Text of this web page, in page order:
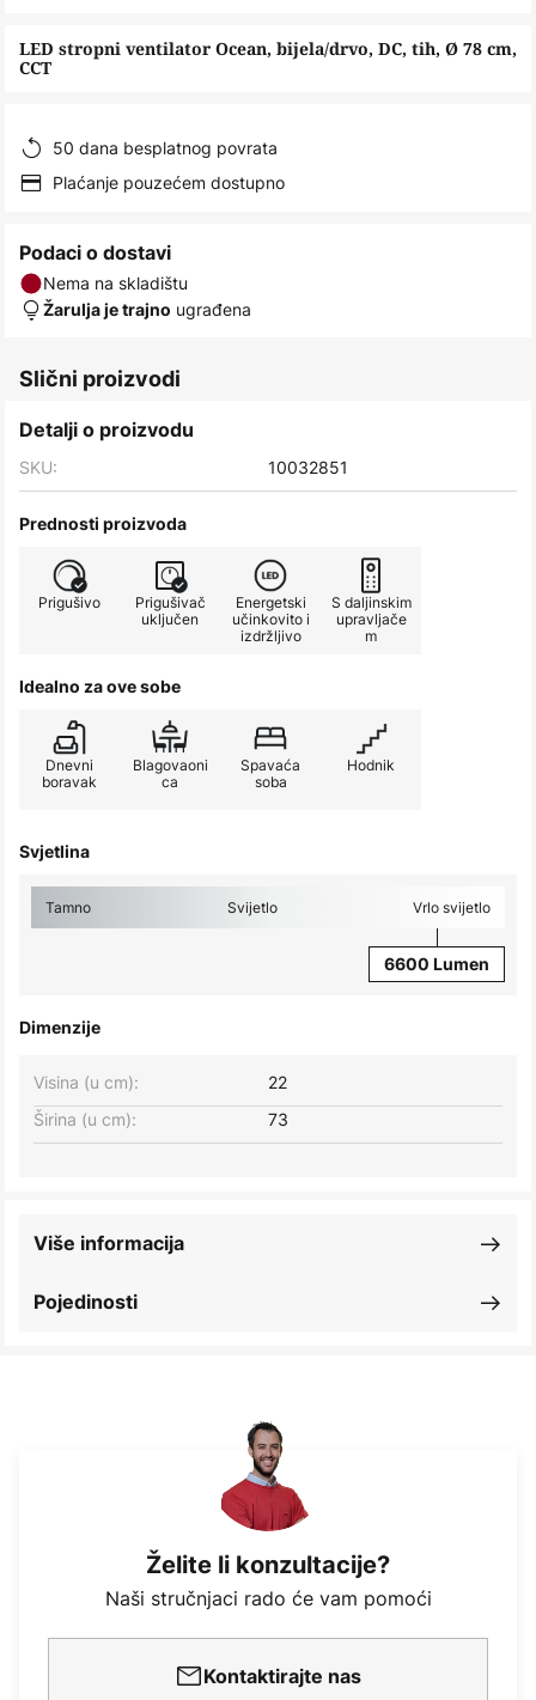
of
the
gallery
LED stropni ventilator Ocean, bijela/drvo, DC, tih, Ø 78 cm,
CCT
50 dana besplatnog povrata
Plaćanje pouzećem dostupno
Podaci o dostavi
Nema na skladištu
Žarulja je trajno ugrađena
Slični proizvodi
Detalji o proizvodu
SKU: 10032851
Prednosti proizvoda
Prigušivo
Prigušivač
uključen
Energetski
učinkovito i
izdržljivo
S daljinskim
upravljače
m
Idealno za ove sobe
Dnevni
boravak
Blagovaoni
ca
Spavaća
soba
Hodnik
Svjetlina
Tamno Svijetlo Vrlo svijetlo
6600 Lumen
Dimenzije
Širina (u cm): 73
Visina (u cm): 22
Pojedinosti
Više informacija
Želite li konzultacije?
Naši stručnjaci rado će vam pomoći
Kontaktirajte nas